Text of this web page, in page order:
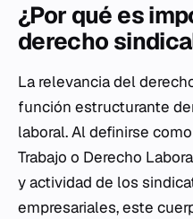
¿Por qué es
derecho
La relevancia del
función estructurante
laboral. Al definirse
Trabajo o Derecho
y actividad de los
empresariales, este